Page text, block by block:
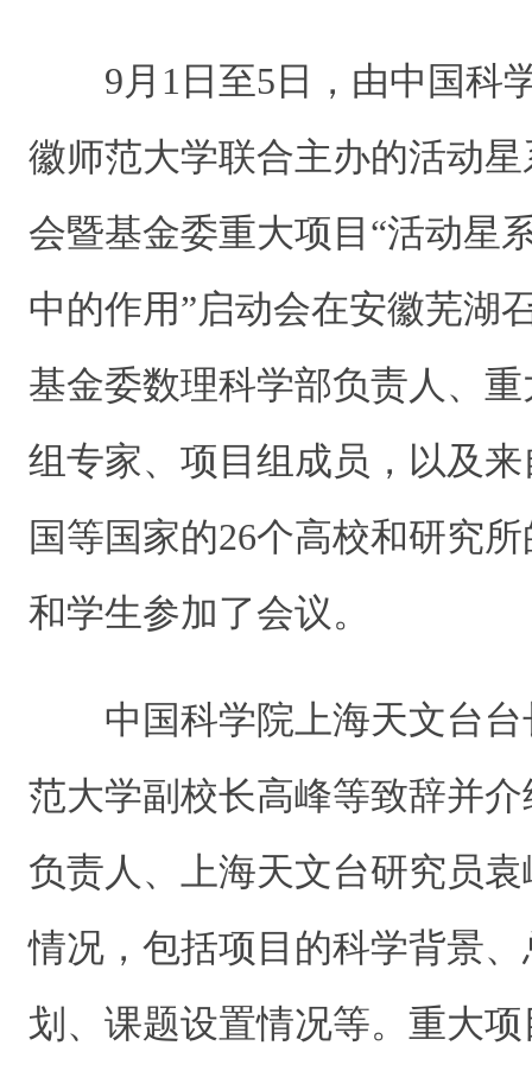
9月1日至5日，由中国科
徽师范大学联合主办的活动
会暨基金委重大项目“活动星
中的作用”启动会在安徽芜湖
基金委数理科学部负责人、
组专家、项目组成员，以及
国等国家的26个高校和研究
和学生参加了会议。
中国科学院上海天文台
范大学副校长高峰等致辞并
负责人、上海天文台研究员
情况，包括项目的科学背景
划、课题设置情况等。重大